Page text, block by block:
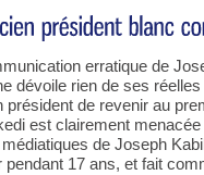
erratique de
dévoile rien de ses
président de revenir au
est clairement
de Joseph
pendant 17 ans, et fait